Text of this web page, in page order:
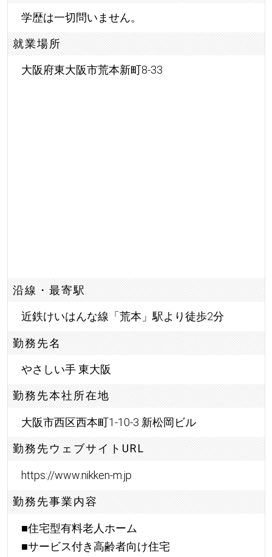
学歴は一切問いません。
就業場所
大阪府東大阪市荒本新町8-33
沿線・最寄駅
近鉄けいはんな線「荒本」駅より徒歩2分
勤務先名
やさしい手 東大阪
勤務先本社所在地
大阪市西区西本町1-10-3 新松岡ビル
勤務先ウェブサイトURL
https://www.nikken-m.jp
勤務先事業内容
■住宅型有料老人ホーム
■サービス付き高齢者向け住宅